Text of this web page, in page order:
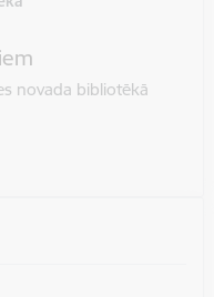
novada bibliotēkā